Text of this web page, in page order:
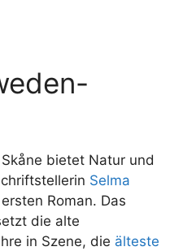
bietet Natur und
Selma
Roman. Das
die alte
in Szene, die älteste